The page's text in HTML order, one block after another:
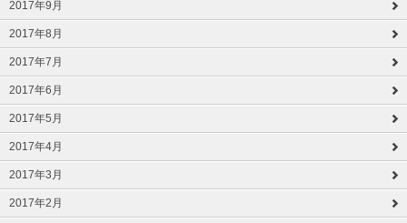
2017年9月
2017年8月
2017年7月
2017年6月
2017年5月
2017年4月
2017年3月
2017年2月